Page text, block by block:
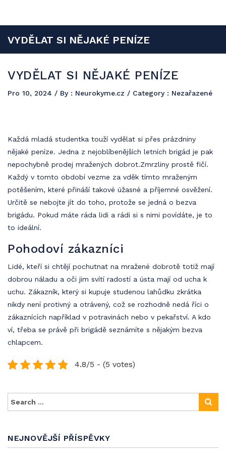
udělat dobré jméno formou PR článků s publikací na našem
VYDĚLAT SI NĚJAKÉ PENÍZE
NEJNOVĚJŠÍ PŘÍSPĚVKY
VYDĚLAT SI NĚJAKÉ PENÍZE
Pro 10, 2024 / By : Neurokyme.cz / Category : Nezařazené
Každá mladá studentka touží vydělat si přes prázdniny
nějaké peníze. Jedna z nejoblíbenějších letních brigád je pak
nepochybně prodej mražených dobrot.Zmrzliny prostě fičí.
Každý v tomto období vezme za vděk tímto mraženým
potěšením, které přináší takové úžasné a příjemné osvěžení.
Určitě se nebojte jít do toho, protože se jedná o bezva
brigádu. Pokud máte ráda lidi a rádi si s nimi povídáte, je to
to ideální.
Pohodoví zákazníci
Lidé, kteří si chtějí pochutnat na mražené dobrotě totiž mají
dobrou náladu a oči jim svítí radostí a ústa mají od ucha k
uchu. Zákazník, který si kupuje studenou lahůdku zkrátka
nikdy není protivný a otrávený, což se rozhodně nedá říci o
zákaznících například v potravinách nebo v pekařství. A kdo
ví, třeba se právě při brigádě seznámíte s nějakým bezva
chlapcem.
4.8/5 - (5 votes)